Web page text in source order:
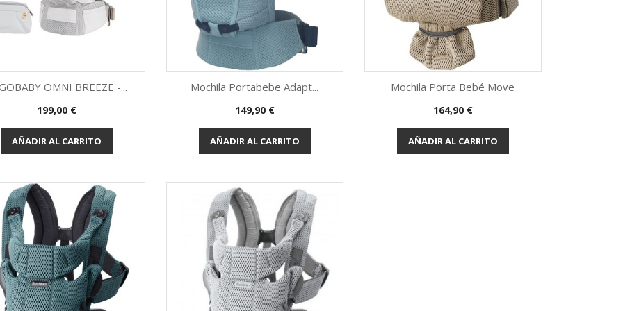
Vista rápida
OMNI BREEZE -...
Precio
199,00 €
AÑADIR AL CARRITO
Vista rápida
Mochila Portabebe Adapt...
Precio
149,90 €
AÑADIR AL CARRITO
Vista rápida
Mochila Porta Bebé Move
Precio
164,90 €
AÑADIR AL CARRITO